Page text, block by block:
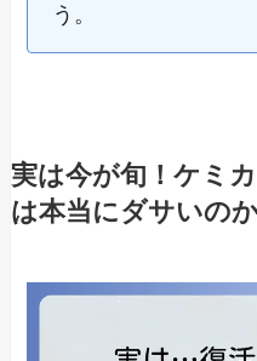
う。
実は今が旬！ケミ
は本当にダサいの